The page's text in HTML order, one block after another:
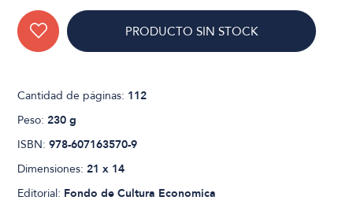
PRODUCTO SIN STOCK
Cantidad de páginas: 112
Peso:230 g
ISBN:978-607163570-9
Dimensiones:21 x 14
Editorial: Fondo de Cultura Economica